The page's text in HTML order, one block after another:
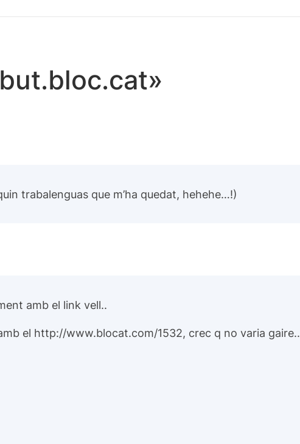
trabalenguas que m’ha quedat, hehehe…!)
amb el link vell..
el http://www.blocat.com/1532, crec q no varia gaire..